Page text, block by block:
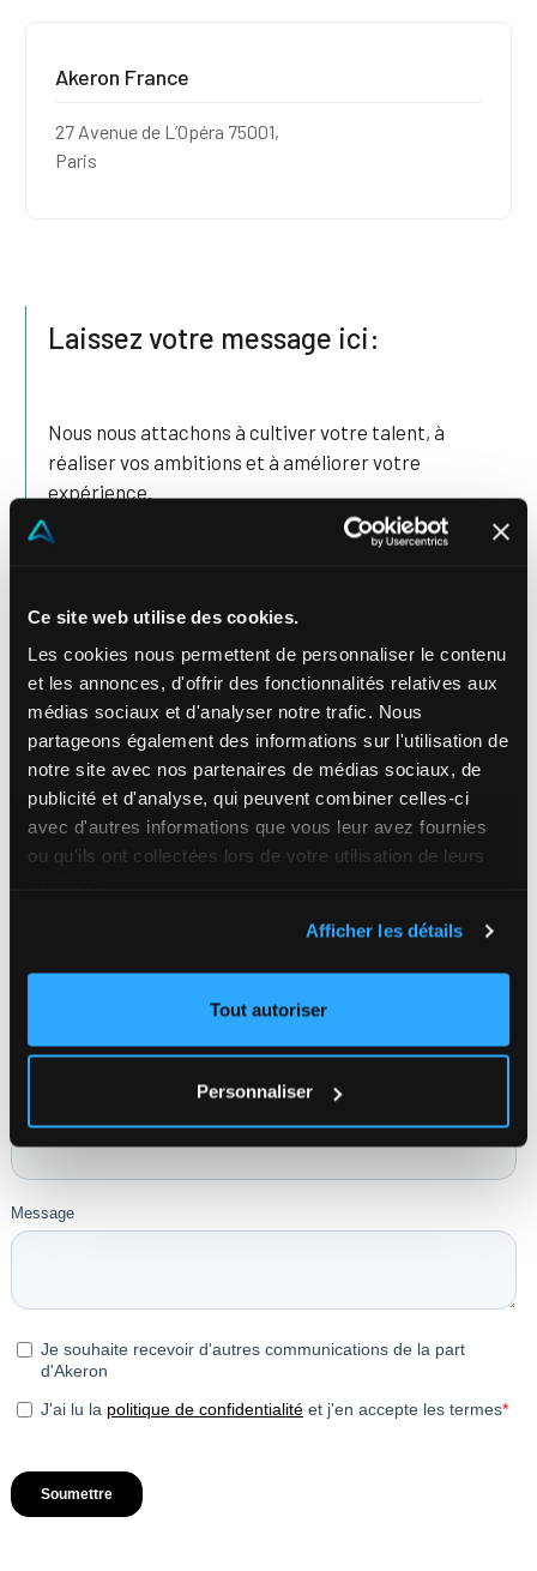
Ce site web utilise des cookies.
Les cookies nous permettent de personnaliser le contenu
et les annonces, d'offrir des fonctionnalités relatives aux
médias sociaux et d'analyser notre trafic. Nous
partageons également des informations sur l'utilisation de
notre site avec nos partenaires de médias sociaux, de
publicité et d'analyse, qui peuvent combiner celles-ci
avec d'autres informations que vous leur avez fournies
ou qu'ils ont collectées lors de votre utilisation de leurs
Afficher les détails
Tout autoriser
Personnaliser
Akeron France
27 Avenue de L’Opéra 75001,
Paris
Laissez votre message ici:
Nous nous attachons à cultiver votre talent, à
réaliser vos ambitions et à améliorer votre
expérience.
Nous recherchons des personnalités tournées vers
l'innovation, capables de résoudre des problèmes